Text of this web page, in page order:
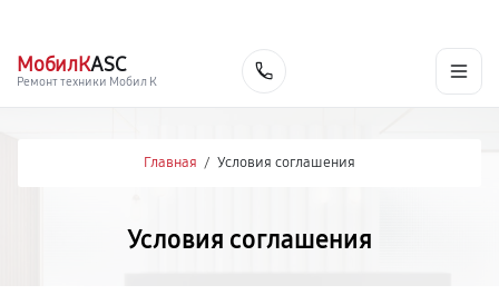
МобилКASC
Ремонт техники Мобил К
Главная / Условия соглашения
Условия соглашения